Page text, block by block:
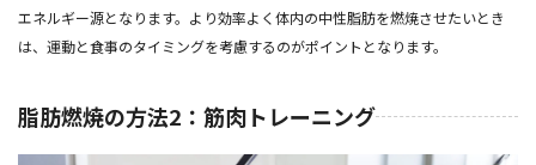
エネルギー源となります。より効率よく体内の中性脂肪を燃焼させたいとき
は、運動と食事のタイミングを考慮するのがポイントとなります。
脂肪燃焼の方法2：筋肉トレーニング